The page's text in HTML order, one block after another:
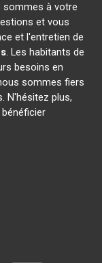
sommes à votre
et vous
et l'entretien de
. Les habitants de
besoins en
sommes fiers
N'hésitez plus,